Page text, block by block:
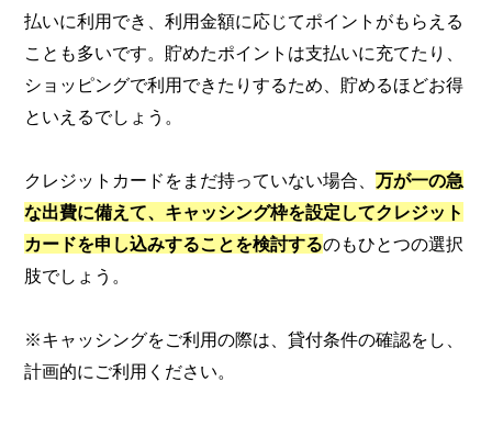
払いに利用でき、利用金額に応じてポイントがもらえる
ことも多いです。貯めたポイントは支払いに充てたり、
ショッピングで利用できたりするため、貯めるほどお得
といえるでしょう。
クレジットカードをまだ持っていない場合、万が一の急
な出費に備えて、キャッシング枠を設定してクレジット
カードを申し込みすることを検討するのもひとつの選択
肢でしょう。
※キャッシングをご利用の際は、貸付条件の確認をし、
計画的にご利用ください。